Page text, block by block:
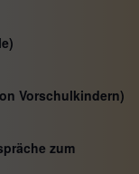
Vorschulkindern)
zum